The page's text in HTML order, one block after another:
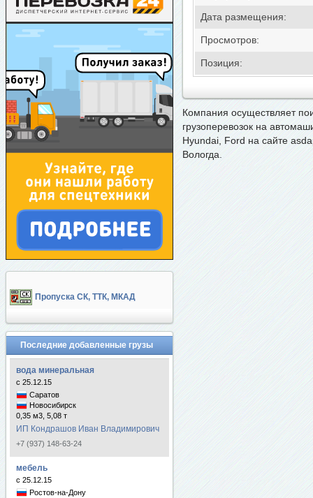
Пропуска СК, ТТК, МКАД
Последние добавленные грузы
вода минеральная
с 25.12.15
Саратов
Новосибирск
0,35 м3, 5,08 т
ИП Кондрашов Иван Владимирович
+7 (937) 148-63-24
мебель
с 25.12.15
Ростов-на-Дону
Дата размещения:
Просмотров:
Позиция:
Компания осуществляет
грузоперевозок на
Hyundai, Ford на сайте
Вологда.